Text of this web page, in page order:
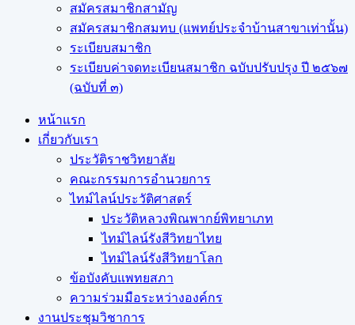
สมัครสมาชิกสามัญ
สมัครสมาชิกสมทบ (แพทย์ประจำบ้านสาขาเท่านั้น)
ระเบียบสมาชิก
ระเบียบค่าจดทะเบียนสมาชิก ฉบับปรับปรุง ปี ๒๕๖๗
(ฉบับที่ ๓)
หน้าแรก
เกี่ยวกับเรา
ประวัติราชวิทยาลัย
คณะกรรมการอำนวยการ
ไทม์ไลน์ประวัติศาสตร์
ประวัติหลวงพิณพากย์พิทยาเภท
ไทม์ไลน์รังสีวิทยาไทย
ไทม์ไลน์รังสีวิทยาโลก
ข้อบังคับแพทยสภา
ความร่วมมือระหว่างองค์กร
งานประชุมวิชาการ